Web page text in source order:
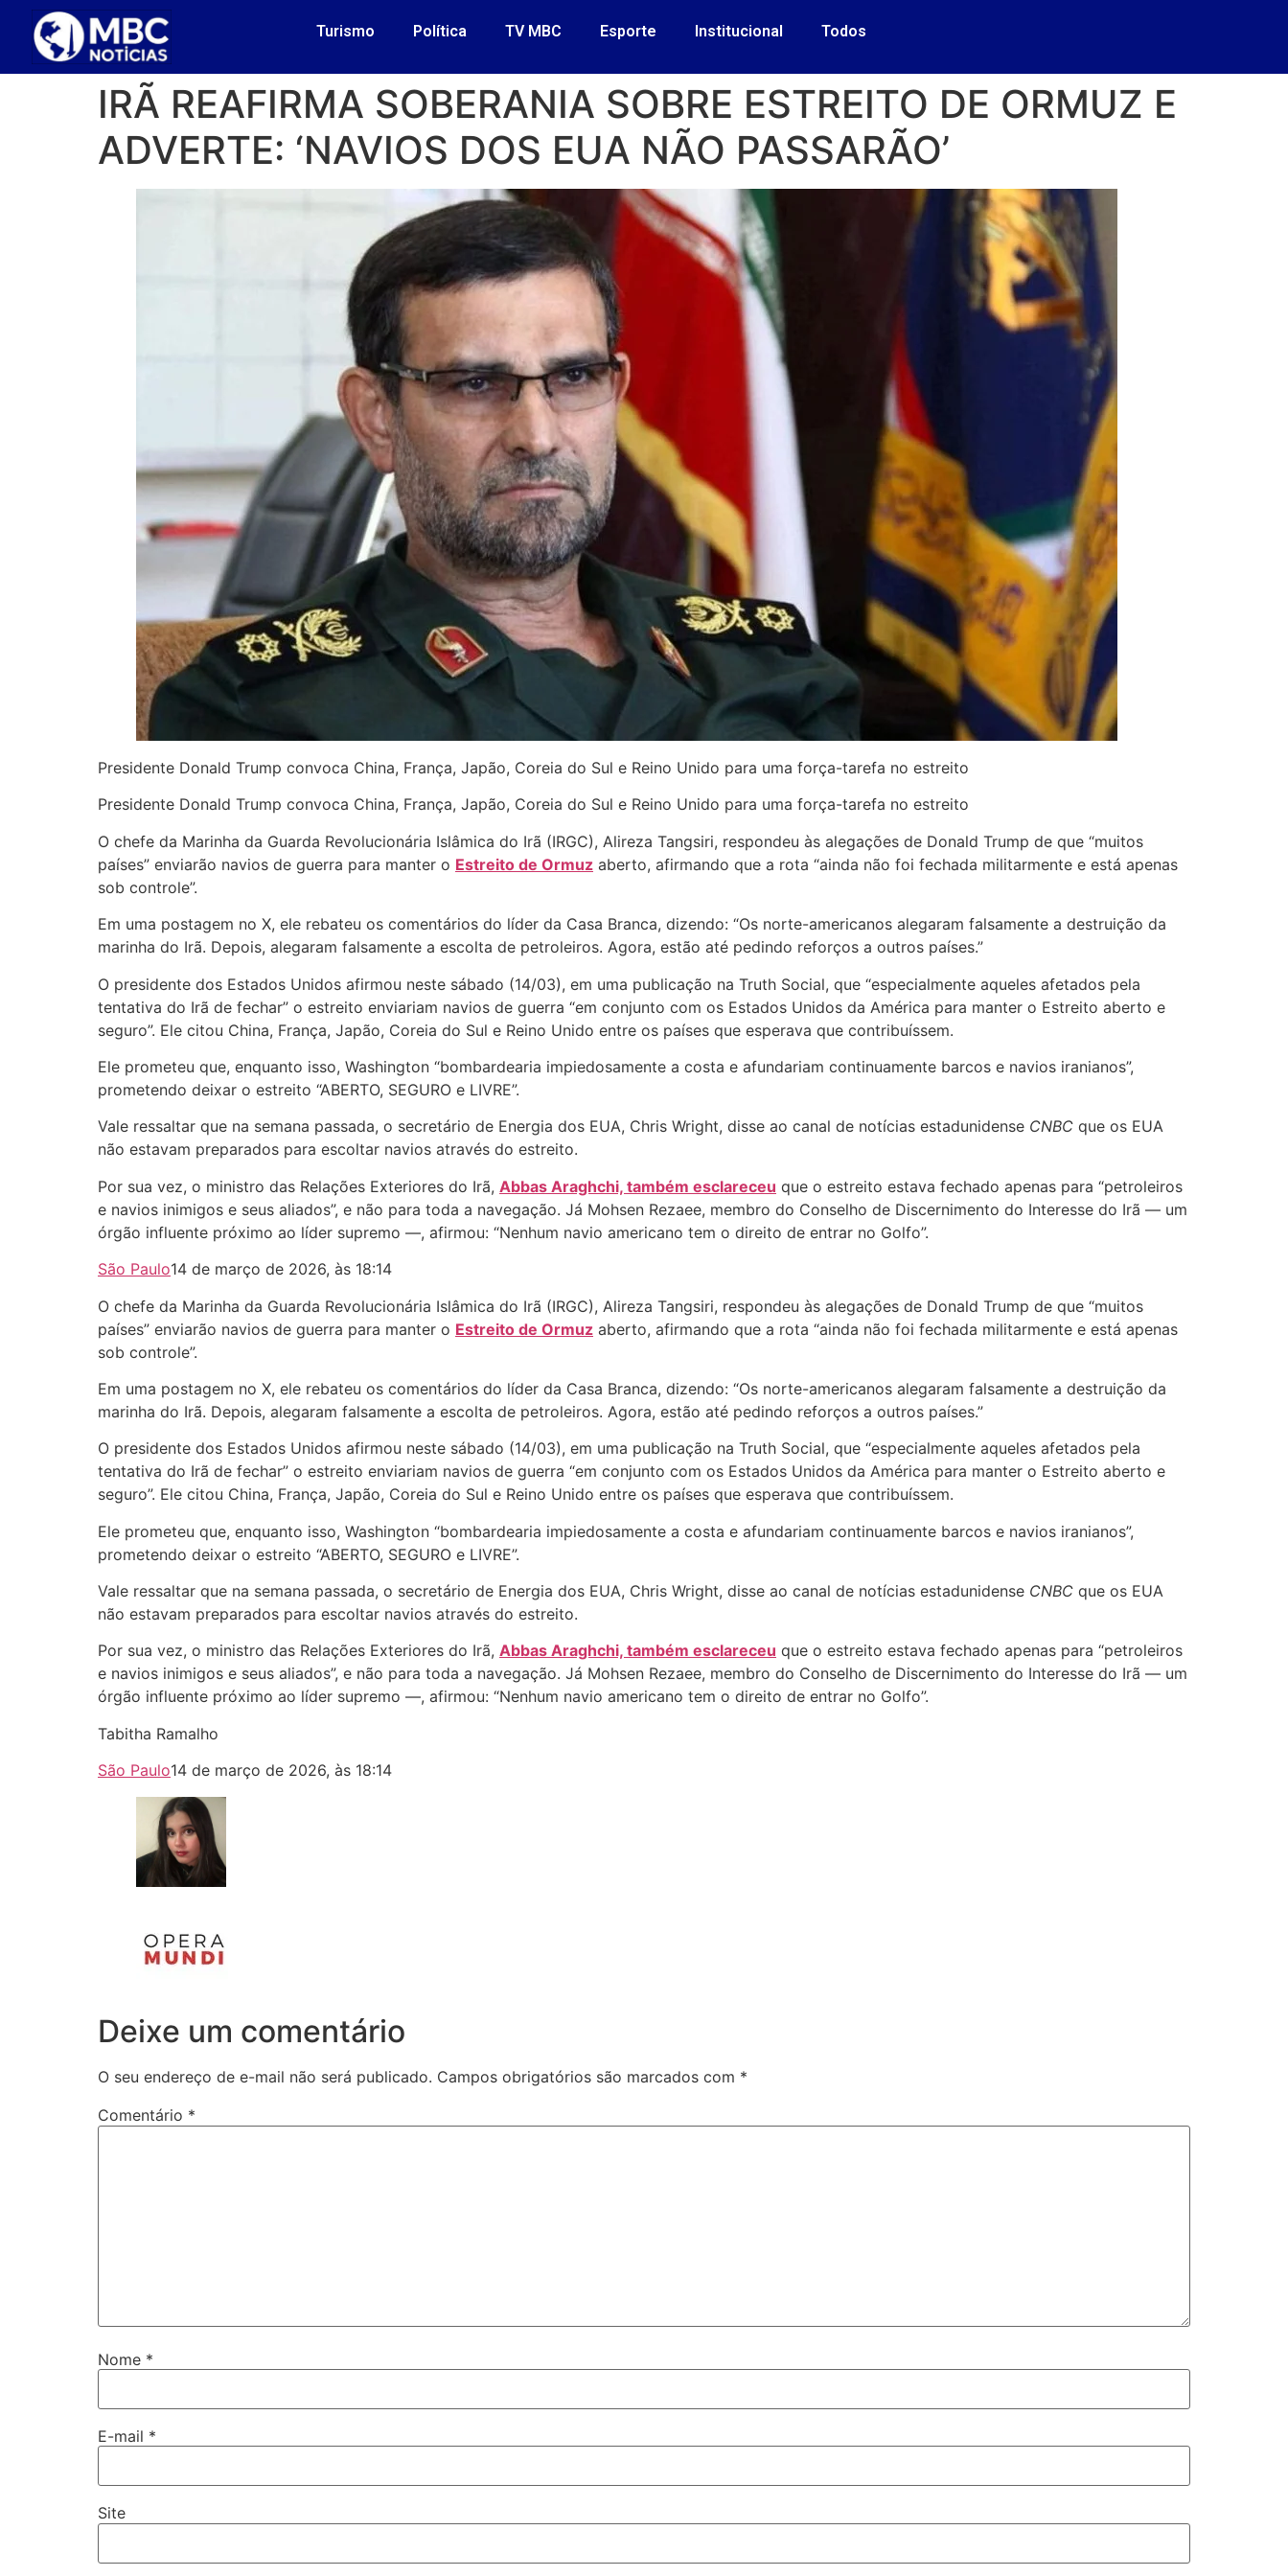
Turismo Política TV MBC Esporte Institucional Todos
IRÃ REAFIRMA SOBERANIA SOBRE ESTREITO DE ORMUZ E
ADVERTE: ‘NAVIOS DOS EUA NÃO PASSARÃO’
Presidente Donald Trump convoca China, França, Japão, Coreia do Sul e Reino Unido para uma força-tarefa no estreito
Presidente Donald Trump convoca China, França, Japão, Coreia do Sul e Reino Unido para uma força-tarefa no estreito
O chefe da Marinha da Guarda Revolucionária Islâmica do Irã (IRGC), Alireza Tangsiri, respondeu às alegações de Donald Trump de que “muitos
países” enviarão navios de guerra para manter o Estreito de Ormuz aberto, afirmando que a rota “ainda não foi fechada militarmente e está apenas
sob controle”.
Em uma postagem no X, ele rebateu os comentários do líder da Casa Branca, dizendo: “Os norte-americanos alegaram falsamente a destruição da
marinha do Irã. Depois, alegaram falsamente a escolta de petroleiros. Agora, estão até pedindo reforços a outros países.”
O presidente dos Estados Unidos afirmou neste sábado (14/03), em uma publicação na Truth Social, que “especialmente aqueles afetados pela
tentativa do Irã de fechar” o estreito enviariam navios de guerra “em conjunto com os Estados Unidos da América para manter o Estreito aberto e
seguro”. Ele citou China, França, Japão, Coreia do Sul e Reino Unido entre os países que esperava que contribuíssem.
Ele prometeu que, enquanto isso, Washington “bombardearia impiedosamente a costa e afundariam continuamente barcos e navios iranianos”,
prometendo deixar o estreito “ABERTO, SEGURO e LIVRE”.
Vale ressaltar que na semana passada, o secretário de Energia dos EUA, Chris Wright, disse ao canal de notícias estadunidense CNBC que os EUA
não estavam preparados para escoltar navios através do estreito.
Por sua vez, o ministro das Relações Exteriores do Irã, Abbas Araghchi, também esclareceu que o estreito estava fechado apenas para “petroleiros
e navios inimigos e seus aliados”, e não para toda a navegação. Já Mohsen Rezaee, membro do Conselho de Discernimento do Interesse do Irã — um
órgão influente próximo ao líder supremo —, afirmou: “Nenhum navio americano tem o direito de entrar no Golfo”.
São Paulo14 de março de 2026, às 18:14
O chefe da Marinha da Guarda Revolucionária Islâmica do Irã (IRGC), Alireza Tangsiri, respondeu às alegações de Donald Trump de que “muitos
países” enviarão navios de guerra para manter o Estreito de Ormuz aberto, afirmando que a rota “ainda não foi fechada militarmente e está apenas
sob controle”.
Em uma postagem no X, ele rebateu os comentários do líder da Casa Branca, dizendo: “Os norte-americanos alegaram falsamente a destruição da
marinha do Irã. Depois, alegaram falsamente a escolta de petroleiros. Agora, estão até pedindo reforços a outros países.”
O presidente dos Estados Unidos afirmou neste sábado (14/03), em uma publicação na Truth Social, que “especialmente aqueles afetados pela
tentativa do Irã de fechar” o estreito enviariam navios de guerra “em conjunto com os Estados Unidos da América para manter o Estreito aberto e
seguro”. Ele citou China, França, Japão, Coreia do Sul e Reino Unido entre os países que esperava que contribuíssem.
Ele prometeu que, enquanto isso, Washington “bombardearia impiedosamente a costa e afundariam continuamente barcos e navios iranianos”,
prometendo deixar o estreito “ABERTO, SEGURO e LIVRE”.
Vale ressaltar que na semana passada, o secretário de Energia dos EUA, Chris Wright, disse ao canal de notícias estadunidense CNBC que os EUA
não estavam preparados para escoltar navios através do estreito.
Por sua vez, o ministro das Relações Exteriores do Irã, Abbas Araghchi, também esclareceu que o estreito estava fechado apenas para “petroleiros
e navios inimigos e seus aliados”, e não para toda a navegação. Já Mohsen Rezaee, membro do Conselho de Discernimento do Interesse do Irã — um
órgão influente próximo ao líder supremo —, afirmou: “Nenhum navio americano tem o direito de entrar no Golfo”.
Tabitha Ramalho
São Paulo14 de março de 2026, às 18:14
Deixe um comentário
O seu endereço de e-mail não será publicado. Campos obrigatórios são marcados com *
Comentário *
Nome *
E-mail *
Site